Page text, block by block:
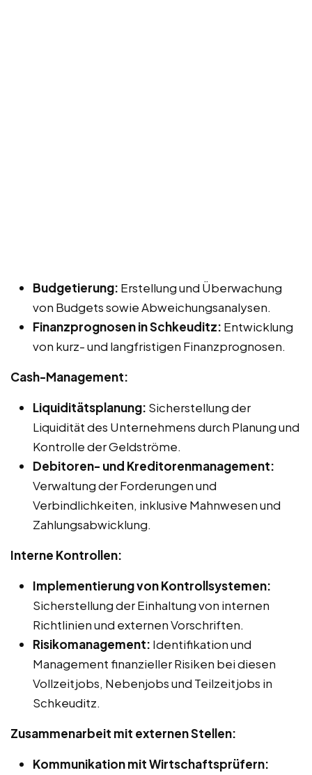
Budgetierung: Erstellung und Überwachung
von Budgets sowie Abweichungsanalysen.
Finanzprognosen in Schkeuditz: Entwicklung
von kurz- und langfristigen Finanzprognosen.
Cash-Management:
Liquiditätsplanung: Sicherstellung der
Liquidität des Unternehmens durch Planung und
Kontrolle der Geldströme.
Debitoren- und Kreditorenmanagement:
Verwaltung der Forderungen und
Verbindlichkeiten, inklusive Mahnwesen und
Zahlungsabwicklung.
Interne Kontrollen:
Implementierung von Kontrollsystemen:
Sicherstellung der Einhaltung von internen
Richtlinien und externen Vorschriften.
Risikomanagement: Identifikation und
Management finanzieller Risiken bei diesen
Vollzeitjobs, Nebenjobs und Teilzeitjobs in
Schkeuditz.
Zusammenarbeit mit externen Stellen:
Kommunikation mit Wirtschaftsprüfern: